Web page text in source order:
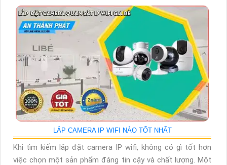
LẮP CAMERA IP WIFI NÀO TỐT NHẤT
Khi tìm kiếm lắp đặt camera IP wifi, không có gì tốt hơn
việc chọn một sản phẩm đáng tin cậy và chất lượng. Một